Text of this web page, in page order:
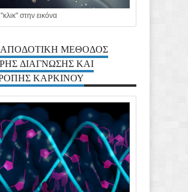
στην εικόνα
ΜΕΘΟΔΟΣ
ΔΙΑΓΝΩΣΗΣ ΚΑΙ
ΚΑΡΚΙΝΟΥ